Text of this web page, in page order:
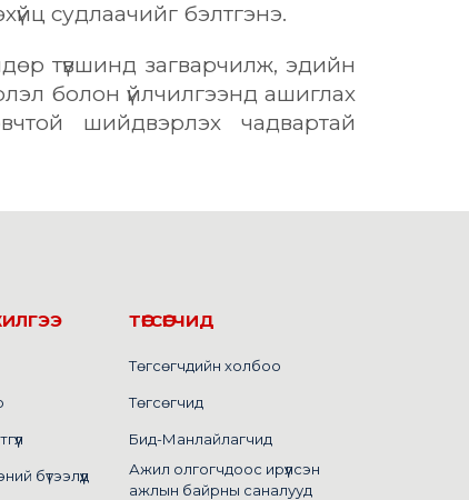
судлаачийг бэлтгэнэ.
түвшинд загварчилж, эдийн
болон үйлчилгээнд ашиглах
шийдвэрлэх чадвартай
бүтээлүүд
ТӨГСӨГЧИД
Төгсөгчдийн холбоо
Төгсөгчид
Бид-Манлайлагчид
Ажил олгогчдоос ирүүлсэн
ажлын байрны саналууд